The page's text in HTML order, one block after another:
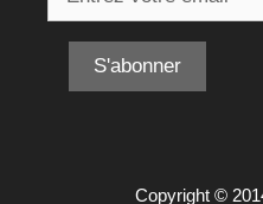
Copyright ©